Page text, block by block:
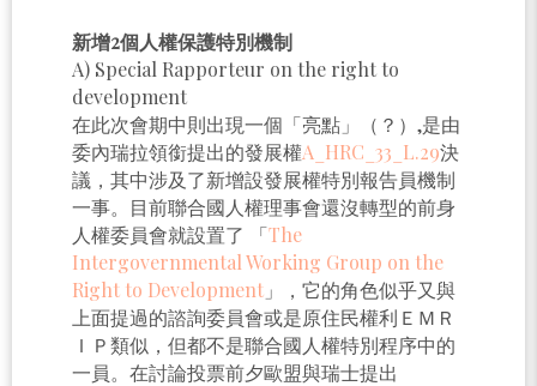
新增2個人權保護特別機制
A) Special Rapporteur on the right to
development
在此次會期中則出現一個「亮點」（？）,是由
委內瑞拉領銜提出的發展權A_HRC_33_L.29決
議，其中涉及了新增設發展權特別報告員機制
一事。目前聯合國人權理事會還沒轉型的前身
人權委員會就設置了 「The
Intergovernmental Working Group on the
Right to Development 」，它的角色似乎又與
上面提過的諮詢委員會或是原住民權利ＥＭＲ
ＩＰ類似，但都不是聯合國人權特別程序中的
一員。在討論投票前夕歐盟與瑞士提出